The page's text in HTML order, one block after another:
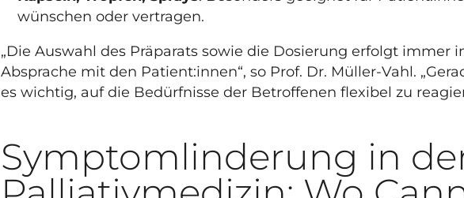
wünschen oder vertragen.
„Die Auswahl des Präparats sowie die Dosierung erfolgt immer
Absprache mit den Patient:innen“, so Prof. Dr. Müller-Vahl.
es wichtig, auf die Bedürfnisse der Betroffenen flexibel zu
Symptomlinderung in